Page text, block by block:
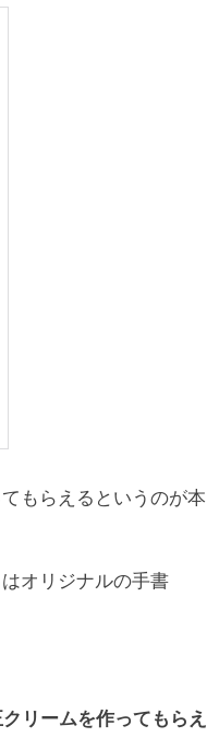
もらえるというのが本
オリジナルの手書
リームを作ってもらえ